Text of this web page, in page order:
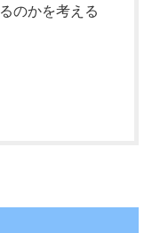
のかを考える